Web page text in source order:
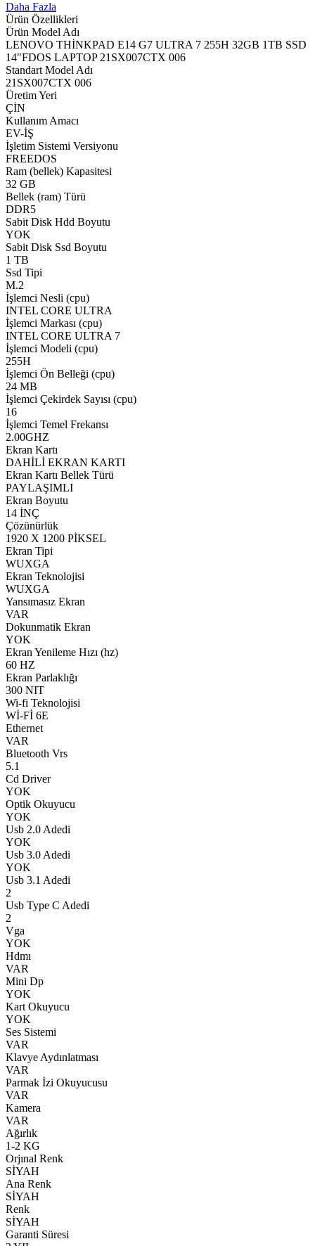
Daha Fazla
Ürün Özellikleri
Ürün Model Adı
LENOVO THİNKPAD E14 G7 ULTRA 7 255H 32GB 1TB SSD
14"FDOS LAPTOP 21SX007CTX 006
Standart Model Adı
21SX007CTX 006
Üretim Yeri
ÇİN
Kullanım Amacı
EV-İŞ
İşletim Sistemi Versiyonu
FREEDOS
Ram (bellek) Kapasitesi
32 GB
Bellek (ram) Türü
DDR5
Sabit Disk Hdd Boyutu
YOK
Sabit Disk Ssd Boyutu
1 TB
Ssd Tipi
M.2
İşlemci Nesli (cpu)
INTEL CORE ULTRA
İşlemci Markası (cpu)
INTEL CORE ULTRA 7
İşlemci Modeli (cpu)
255H
İşlemci Ön Belleği (cpu)
24 MB
İşlemci Çekirdek Sayısı (cpu)
16
İşlemci Temel Frekansı
2.00GHZ
Ekran Kartı
DAHİLİ EKRAN KARTI
Ekran Kartı Bellek Türü
PAYLAŞIMLI
Ekran Boyutu
14 İNÇ
Çözünürlük
1920 X 1200 PİKSEL
Ekran Tipi
WUXGA
Ekran Teknolojisi
WUXGA
Yansımasız Ekran
VAR
Dokunmatik Ekran
YOK
Ekran Yenileme Hızı (hz)
60 HZ
Ekran Parlaklığı
300 NIT
Wi-fi Teknolojisi
Wİ-Fİ 6E
Ethernet
VAR
Bluetooth Vrs
5.1
Cd Driver
YOK
Optik Okuyucu
YOK
Usb 2.0 Adedi
YOK
Usb 3.0 Adedi
YOK
Usb 3.1 Adedi
2
Usb Type C Adedi
2
Vga
YOK
Hdmı
VAR
Mini Dp
YOK
Kart Okuyucu
YOK
Ses Sistemi
VAR
Klavye Aydınlatması
VAR
Parmak İzi Okuyucusu
VAR
Kamera
VAR
Ağırlık
1-2 KG
Orjınal Renk
SİYAH
Ana Renk
SİYAH
Renk
SİYAH
Garanti Süresi